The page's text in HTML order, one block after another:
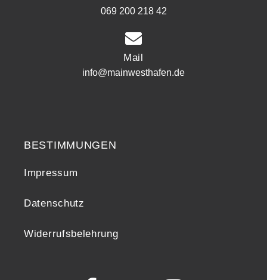
069 200 218 42
Mail
info@mainwesthafen.de
BESTIMMUNGEN
Impressum
Datenschutz
Widerrufsbelehrung